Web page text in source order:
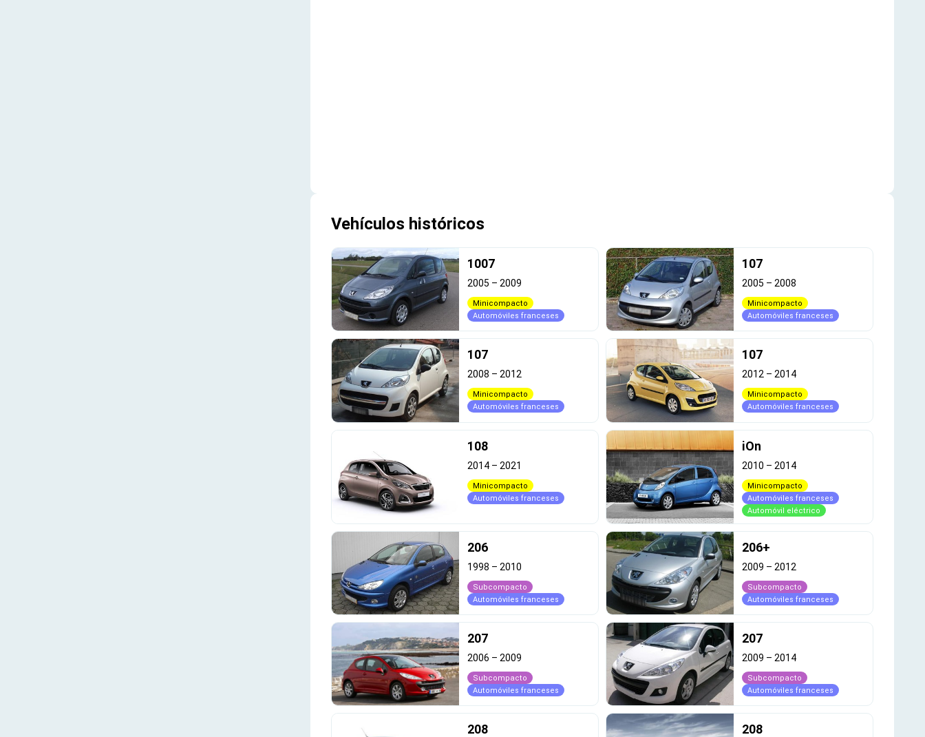
Vehículos históricos
1007
2005 – 2009
Minicompacto
Automóviles franceses
107
2005 – 2008
Minicompacto
Automóviles franceses
107
2008 –2012
Minicompacto
Automóviles franceses
107
2012 –2014
Minicompacto
Automóviles franceses
108
2014 – 2021
Minicompacto
Automóviles franceses
iOn
2010 – 2014
Minicompacto
Automóviles franceses
Automóvil eléctrico
206
1998 – 2010
Subcompacto
Automóviles franceses
206+
2009 – 2012
Subcompacto
Automóviles franceses
207
2006 – 2009
Subcompacto
Automóviles franceses
207
2009 – 2014
Subcompacto
Automóviles franceses
208 208